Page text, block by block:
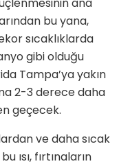
ana
bu yana,
sıcaklıklarda
gibi olduğu
Tampa’ya yakın
2-3 derece daha
geçecek.
ve daha sıcak
ısı, fırtınaların